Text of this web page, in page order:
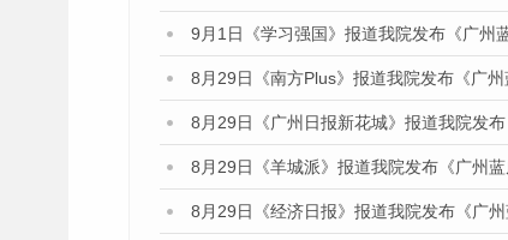
9月1日《学习强国》报道我院发布《广州
8月29日《南方Plus》报道我院发布《广
8月29日《广州日报新花城》报道我院发
8月29日《羊城派》报道我院发布《广州
8月29日《经济日报》报道我院发布《广